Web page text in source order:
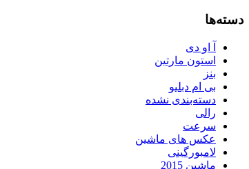
دسته‌ها
آ او دی
استون مارتین
بنز
بی ام دبلیو
دسته‌بندی نشده
رالی
سرعت
عکس های ماشین
لامبورگینی
ماشین 2015